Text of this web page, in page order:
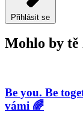
Přihlásit se
Mohlo by
Be you. Be
vámi 🌈